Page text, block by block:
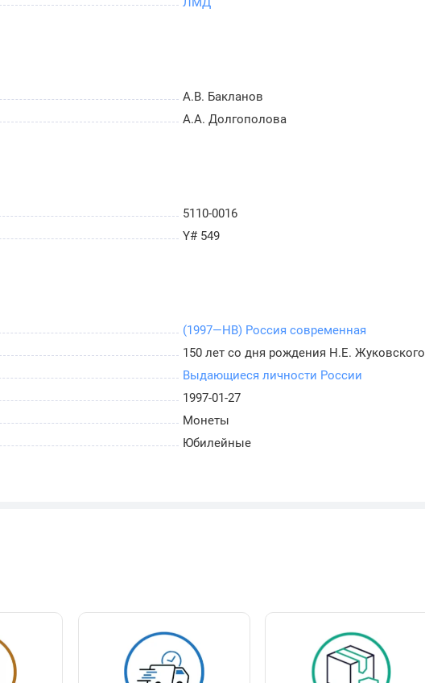
А.В. Бакланов
А.А. Долгополова
5110-0016
Y# 549
(1997—НВ) Россия современная
150 лет со дня рождения Н.Е. Жуковского
Выдающиеся личности России
1997-01-27
Монеты
Юбилейные